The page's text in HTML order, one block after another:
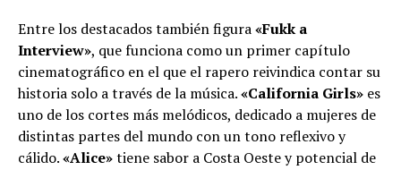
Entre los destacados también figura«Fukk a
Interview», que funciona como un primer capítulo
cinematográfico en el que el rapero reivindica contar su
historia solo a través de la música.«California Girls» es
uno de los cortes más melódicos, dedicado a mujeres de
distintas partes del mundo con un tono reflexivo y
cálido.«Alice»tiene sabor a Costa Oeste y potencial de